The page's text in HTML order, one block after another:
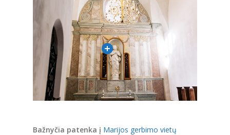
Bažnyčia patenka į Marijos gerbimo vietų